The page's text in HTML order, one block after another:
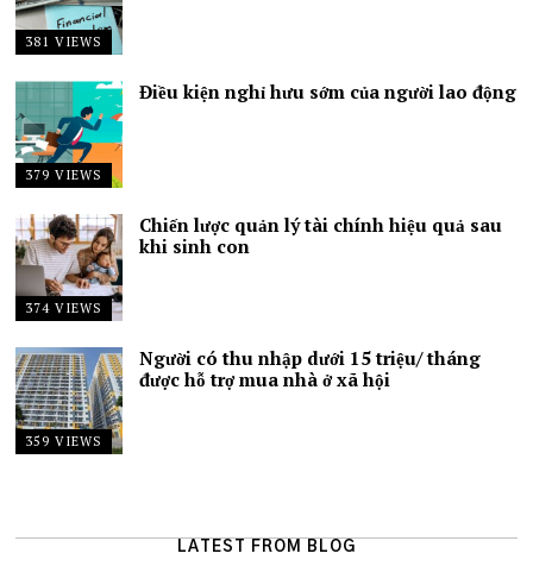
381 VIEWS
379 VIEWS
Điều kiện nghỉ hưu sớm của người lao động
374 VIEWS
Chiến lược quản lý tài chính hiệu quả sau
khi sinh con
359 VIEWS
Người có thu nhập dưới 15 triệu/ tháng
được hỗ trợ mua nhà ở xã hội
LATEST FROM BLOG